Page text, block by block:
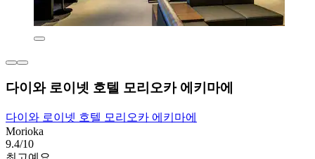
다이와 로이넷 호텔 모리오카 에키마에
다이와 로이넷 호텔 모리오카 에키마에
Morioka
9.4/10